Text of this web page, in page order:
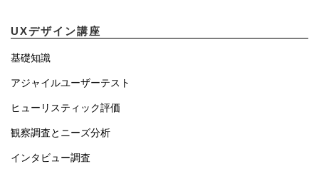
UXデザイン講座
基礎知識
アジャイルユーザーテスト
ヒューリスティック評価
観察調査とニーズ分析
インタビュー調査